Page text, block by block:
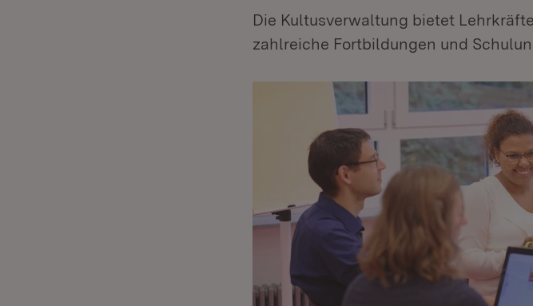
Die Kultusverwaltung bietet
zahlreiche Fortbildungen und